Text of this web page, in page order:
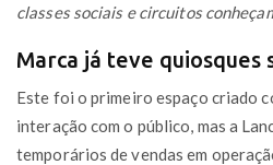
classes sociais e circuitos
Marca já teve quiosques
Este foi o primeiro espaço criado
interação com o público, mas a
temporários de vendas em